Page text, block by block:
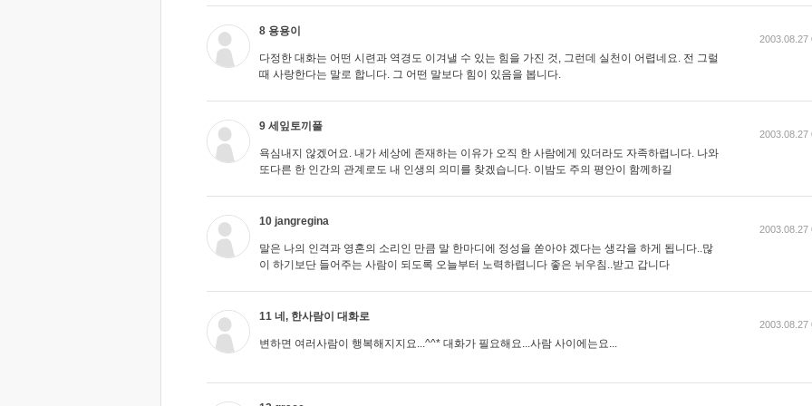
8 용용이
다정한 대화는 어떤 시련과 역경도 이겨낼 수 있는 힘을 가진 것, 그런데 실천이 어렵네요. 전 그럴
때 사랑한다는 말로 합니다. 그 어떤 말보다 힘이 있음을 봅니다.
2003.08.27
9 세잎토끼풀
욕심내지 않겠어요. 내가 세상에 존재하는 이유가 오직 한 사람에게 있더라도 자족하렵니다. 나와
또다른 한 인간의 관계로도 내 인생의 의미를 찾겠습니다. 이밤도 주의 평안이 함께하길
2003.08.27
10 jangregina
말은 나의 인격과 영혼의 소리인 만큼 말 한마디에 정성을 쏟아야 겠다는 생각을 하게 됩니다..많
이 하기보단 들어주는 사람이 되도록 오늘부터 노력하렵니다 좋은 뉘우침..받고 갑니다
2003.08.27
11 네, 한사람이 대화로
변하면 여러사람이 행복해지지요...^^* 대화가 필요해요...사람 사이에는요...
2003.08.27